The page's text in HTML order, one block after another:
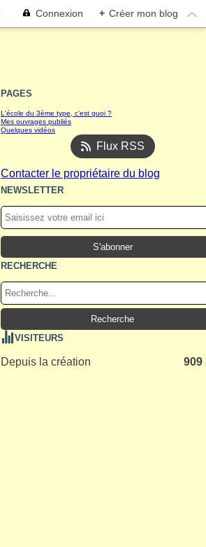
Connexion + Créer mon blog
PAGES
L'école du 3ème type, c'est quoi ?
Mes ouvrages publiés
Quelques vidéos
Flux RSS
Contacter le propriétaire du blog
NEWSLETTER
RECHERCHE
VISITEURS
Depuis la création 909